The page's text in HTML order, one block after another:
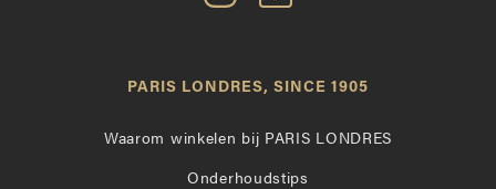
Paris
Instagram
op
PARIS LONDRES, SINCE 1905
Waarom winkelen bij PARIS LONDRES
Onderhoudstips